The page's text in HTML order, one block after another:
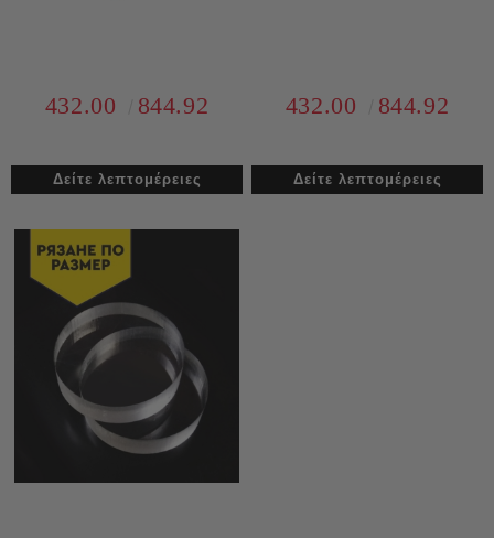
432.00 844.92
Δείτε λεπτομέρειες
432.00 844.92
Δείτε λεπτομέρειες